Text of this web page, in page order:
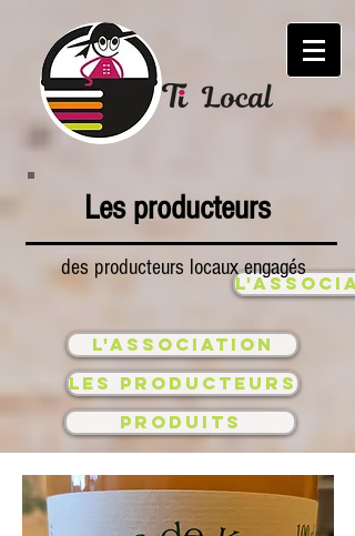
Les producteurs
des producteurs locaux engagés
l'association
les producteurs
produits